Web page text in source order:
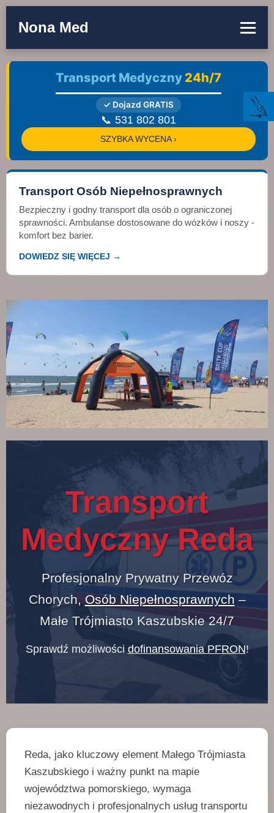
Nona Med
Transport Medyczny 24h/7
✓ Dojazd GRATIS
📞 531 802 801
SZYBKA WYCENA ›
Transport Osób Niepełnosprawnych
Bezpieczny i godny transport dla osób o ograniczonej
sprawności. Ambulanse dostosowane do wózków i noszy -
komfort bez barier.
DOWIEDZ SIĘ WIĘCEJ →
Transport
Medyczny Reda
Profesjonalny Prywatny Przewóz
Chorych,Osób Niepełnosprawnych –
Małe Trójmiasto Kaszubskie 24/7
Sprawdź możliwości dofinansowania PFRON!
Reda, jako kluczowy element Małego Trójmiasta
Kaszubskiego i ważny punkt na mapie
województwa pomorskiego, wymaga
niezawodnych i profesjonalnych usług transportu